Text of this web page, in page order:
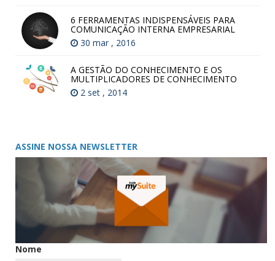
6 FERRAMENTAS INDISPENSÁVEIS PARA
COMUNICAÇÃO INTERNA EMPRESARIAL
30 mar , 2016
A GESTÃO DO CONHECIMENTO E OS
MULTIPLICADORES DE CONHECIMENTO
2 set , 2014
ASSINE NOSSA NEWSLETTER
Nome